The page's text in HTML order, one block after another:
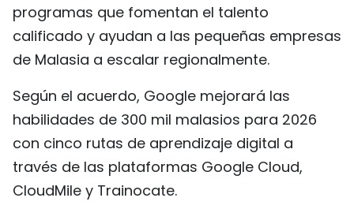
programas que fomentan el talento
calificado y ayudan a las pequeñas empresas
de Malasia a escalar regionalmente.
Según el acuerdo, Google mejorará las
habilidades de 300 mil malasios para 2026
con cinco rutas de aprendizaje digital a
través de las plataformas Google Cloud,
CloudMile y Trainocate.